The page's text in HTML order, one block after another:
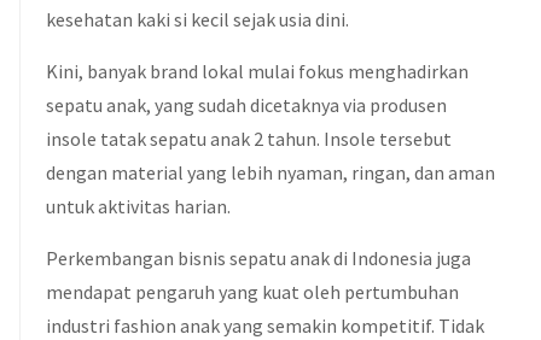
kesehatan kaki si kecil sejak usia dini.
Kini, banyak brand lokal mulai fokus menghadirkan
sepatu anak, yang sudah dicetaknya via produsen
insole tatak sepatu anak 2 tahun. Insole tersebut
dengan material yang lebih nyaman, ringan, dan aman
untuk aktivitas harian.
Perkembangan bisnis sepatu anak di Indonesia juga
mendapat pengaruh yang kuat oleh pertumbuhan
industri fashion anak yang semakin kompetitif. Tidak